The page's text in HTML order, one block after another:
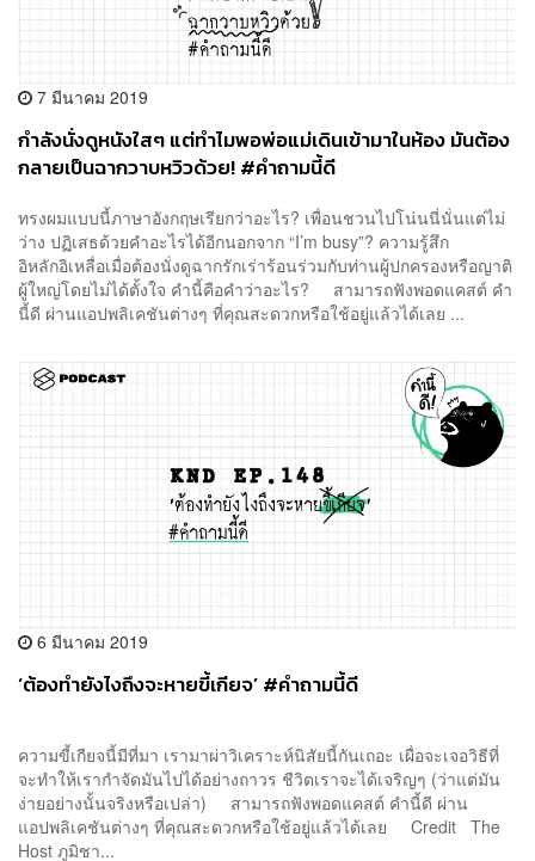
7 มีนาคม 2019
กำลังนั่งดูหนังใสๆ แต่ทำไมพอพ่อแม่เดินเข้ามาในห้อง มันต้อง
กลายเป็นฉากวาบหวิวด้วย! #คำถามนี้ดี
ทรงผมแบบนี้ภาษาอังกฤษเรียกว่าอะไร? เพื่อนชวนไปโน่นนี่นั่นแต่ไม่
ว่าง ปฏิเสธด้วยคำอะไรได้อีกนอกจาก “I’m busy”? ความรู้สึก
อิหลักอิเหลื่อเมื่อต้องนั่งดูฉากรักเร่าร้อนร่วมกับท่านผู้ปกครองหรือญาติ
ผู้ใหญ่โดยไม่ได้ตั้งใจ คำนี้คือคำว่าอะไร? สามารถฟังพอดแคสต์ คำ
นี้ดี ผ่านแอปพลิเคชันต่างๆ ที่คุณสะดวกหรือใช้อยู่แล้วได้เลย ...
6 มีนาคม 2019
‘ต้องทำยังไงถึงจะหายขี้เกียจ’ #คำถามนี้ดี
ความขี้เกียจนี้มีที่มา เรามาผ่าวิเคราะห์นิสัยนี้กันเถอะ เผื่อจะเจอวิธีที่
จะทำให้เรากำจัดมันไปได้อย่างถาวร ชีวิตเราจะได้เจริญๆ (ว่าแต่มัน
ง่ายอย่างนั้นจริงหรือเปล่า) สามารถฟังพอดแคสต์ คำนี้ดี ผ่าน
แอปพลิเคชันต่างๆ ที่คุณสะดวกหรือใช้อยู่แล้วได้เลย Credit The
Host ภูมิชา...